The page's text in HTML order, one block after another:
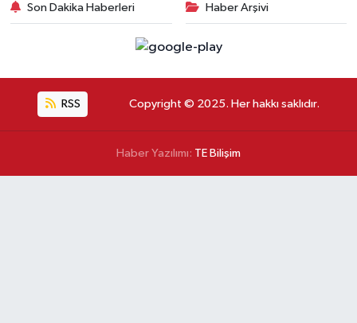
Son Dakika Haberleri Haber Arşivi
RSS Copyright © 2025. Her hakkı saklıdır.
Haber Yazılımı: TE Bilişim